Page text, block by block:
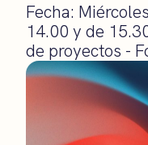
Fecha:
14.00 y de
de proyectos -